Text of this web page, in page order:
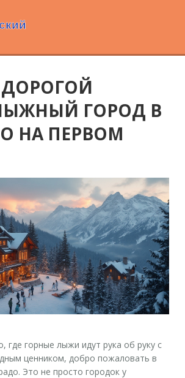
ГОРОД В
НА ПЕРВОМ
где горные лыжи идут рука об руку с
ценником, добро пожаловать в
Это не просто городок у